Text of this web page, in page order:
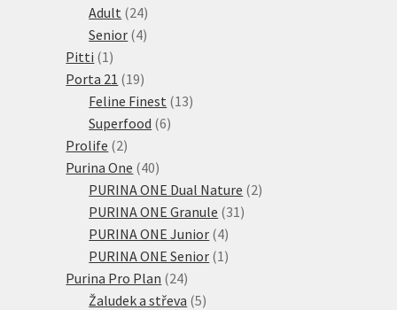
Adult 2424
produktů
Senior 44
Pitti 1 1
produkt
Porta 21 1919
produktů
Feline Finest 1313
Superfood 66
Prolife 22
produkty
Purina One 4040
produktů
PURINA ONE Dual Nature 22
PURINA ONE Granule 31 31
PURINA ONE Junior 44
produkty
PURINA ONE Senior 1 1
Purina Pro Plan 2424
produktů
Žaludek a střeva 55